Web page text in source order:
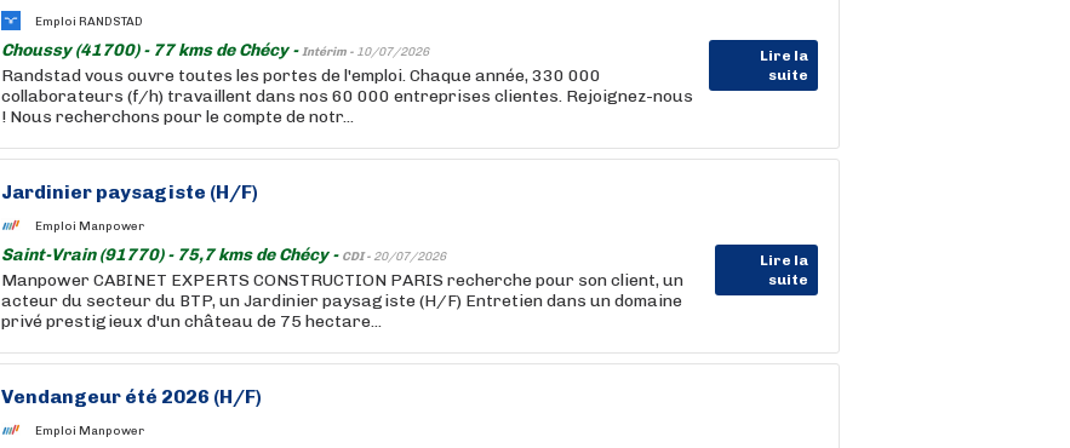
Emploi RANDSTAD
Choussy (41700) - 77 kms de Chécy -Intérim - 10/07/2026
Lire la
suite
Randstad vous ouvre toutes les portes de l'emploi. Chaque année, 330 000
collaborateurs (f/h) travaillent dans nos 60 000 entreprises clientes. Rejoignez-nous
! Nous recherchons pour le compte de notr...
Jardinier paysagiste (H/F)
Emploi Manpower
Saint-Vrain (91770) - 75,7 kms de Chécy - CDI - 20/07/2026
Lire la
suite
Manpower CABINET EXPERTS CONSTRUCTION PARIS recherche pour son client, un
acteur du secteur du BTP, un Jardinier paysagiste (H/F) Entretien dans un domaine
privé prestigieux d'un château de 75 hectare...
Vendangeur été 2026 (H/F)
Emploi Manpower